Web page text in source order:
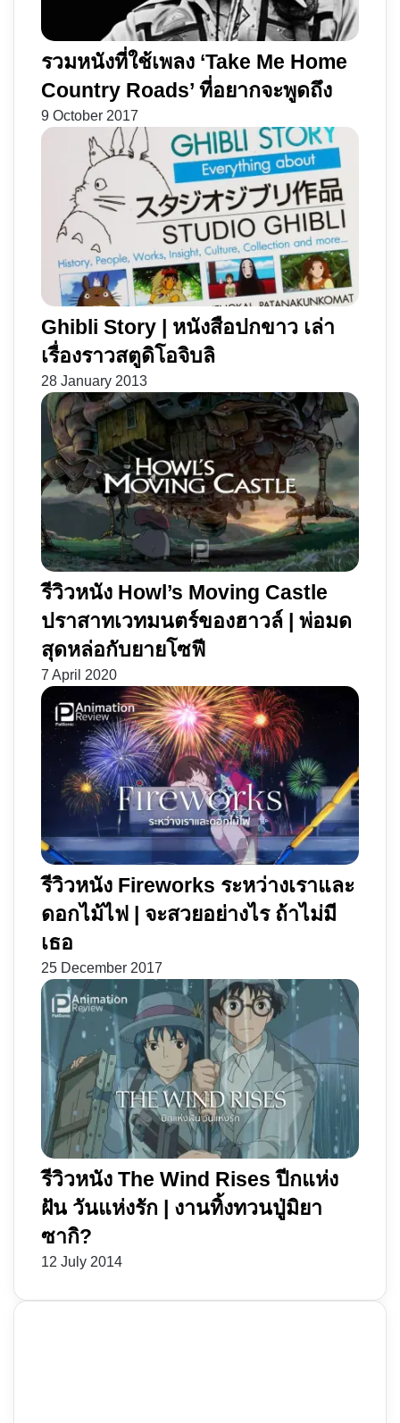
รวมหนังที่ใช้เพลง ‘Take Me Home
Country Roads’ ที่อยากจะพูดถึง
9 October 2017
Ghibli Story | หนังสือปกขาว เล่า
เรื่องราวสตูดิโอจิบลิ
28 January 2013
รีวิวหนัง Howl’s Moving Castle
ปราสาทเวทมนตร์ของฮาวล์ | พ่อมด
สุดหล่อกับยายโซฟี
7 April 2020
รีวิวหนัง Fireworks ระหว่างเราและ
ดอกไม้ไฟ | จะสวยอย่างไร ถ้าไม่มี
เธอ
25 December 2017
รีวิวหนัง The Wind Rises ปีกแห่ง
ฝัน วันแห่งรัก | งานทิ้งทวนปู่มิยา
ซากิ?
12 July 2014